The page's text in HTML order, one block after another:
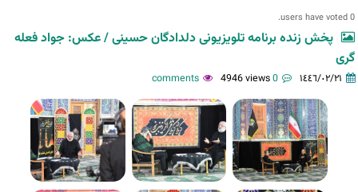
0 users have voted.
پخش زنده برنامه تلویزیونی دلدادگان حسینی / عکس: جواد فعله
گری
١٤٤٦/٠٢/٢١ 0 comments
4946 views